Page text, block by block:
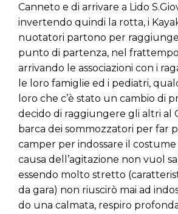
Canneto e di arrivare a Lido
invertendo quindi la rotta, i
nuotatori partono per
punto di partenza, nel
arrivando le associazioni con i
le loro famiglie ed i pediatri,
loro che c’è stato un cambio di
decido di raggiungere gli altri al
barca dei sommozzatori per far
camper per indossare il costume
causa dell’agitazione non vuol
essendo molto stretto
da gara) non riuscirò mai ad
do una calmata, respiro